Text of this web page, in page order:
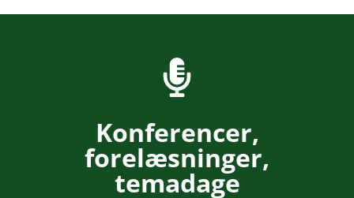
Konferencer,
forelæsninger,
temadage